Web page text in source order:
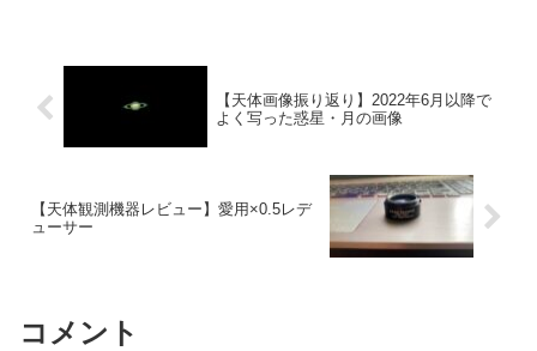
【天体画像振り返り】2022年6月以降で
よく写った惑星・月の画像
【天体観測機器レビュー】愛用×0.5レデ
ューサー
コメント